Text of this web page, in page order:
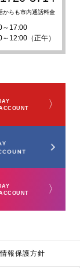
からも市内通話料金
～17:00
～12:00（正午）
〉
〉
報保護方針